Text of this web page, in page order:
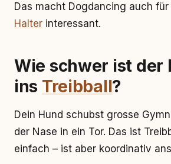
Das macht Dogdancing auch
Halter interessant.
Wie schwer ist der
ins Treibball?
Dein Hund schubst grosse
der Nase in ein Tor. Das ist
einfach – ist aber koordinativ